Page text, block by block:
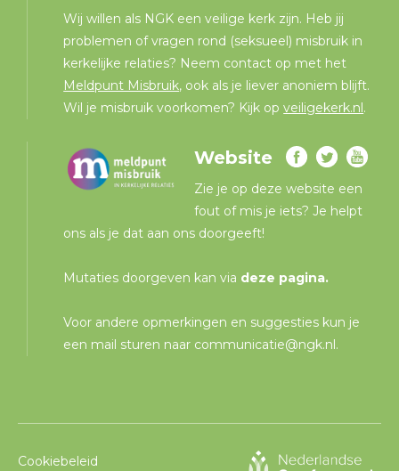
Wij willen als NGK een veilige kerk zijn. Heb jij
problemen of vragen rond (seksueel) misbruik in
kerkelijke relaties? Neem contact op met het
Meldpunt Misbruik, ook als je liever anoniem blijft.
Wil je misbruik voorkomen? Kijk opveiligekerk.nl .
Website
Zie je op deze website een
fout of mis je iets? Je helpt
ons als je dat aan ons doorgeeft!
Mutaties doorgeven kan via deze pagina.
Voor andere opmerkingen en suggesties kun je
een mail sturen naar communicatie@ngk.nl .
Cookiebeleid